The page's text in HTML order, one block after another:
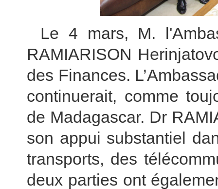
Le 4 mars, M.
RAMIARISON
des Finances.
continuerait, comme
de Madagascar. Dr
son appui substantiel
transports, des
deux parties ont